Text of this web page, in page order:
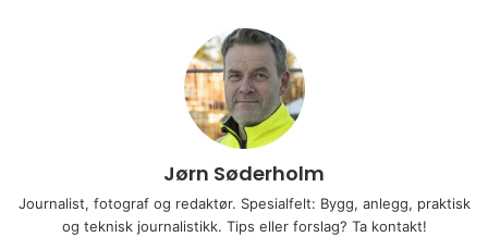
Jørn Søderholm
Journalist, fotograf og redaktør. Spesialfelt: Bygg, anlegg, praktisk
og teknisk journalistikk. Tips eller forslag? Ta kontakt!